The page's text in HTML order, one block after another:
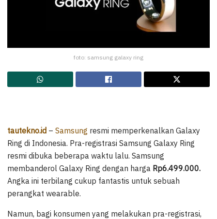
foto: samsung galaxy ring
tautekno.id – Samsung resmi memperkenalkan Galaxy
Ring di Indonesia. Pra-registrasi Samsung Galaxy Ring
resmi dibuka beberapa waktu lalu. Samsung
membanderol Galaxy Ring dengan harga Rp6.499.000.
Angka ini terbilang cukup fantastis untuk sebuah
perangkat wearable.
Namun, bagi konsumen yang melakukan pra-registrasi,